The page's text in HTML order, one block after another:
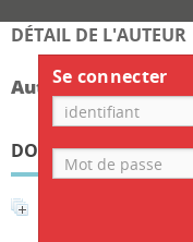
DÉTAIL DE L'AUTEUR
Auteur Harry Bann
DOCUMENTS
Se connecter